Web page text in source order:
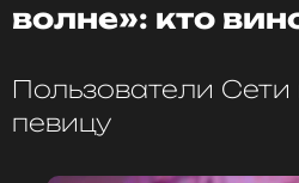
волне»: кто
Пользователи
певицу